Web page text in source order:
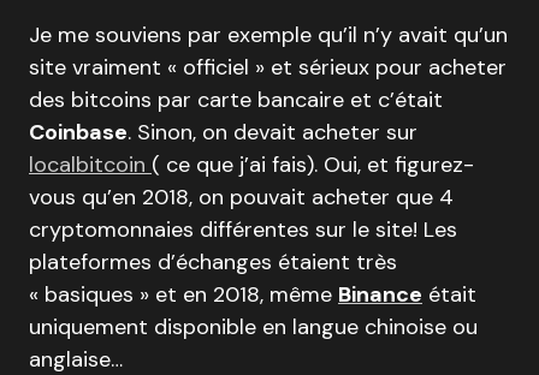
Je me souviens par exemple qu’il n’y avait qu’un
site vraiment « officiel » et sérieux pour acheter
des bitcoins par carte bancaire et c’était
Coinbase. Sinon, on devait acheter sur
localbitcoin ( ce que j’ai fais). Oui, et figurez-
vous qu’en 2018, on pouvait acheter que 4
cryptomonnaies différentes sur le site! Les
plateformes d’échanges étaient très
« basiques » et en 2018, même Binance était
uniquement disponible en langue chinoise ou
anglaise…